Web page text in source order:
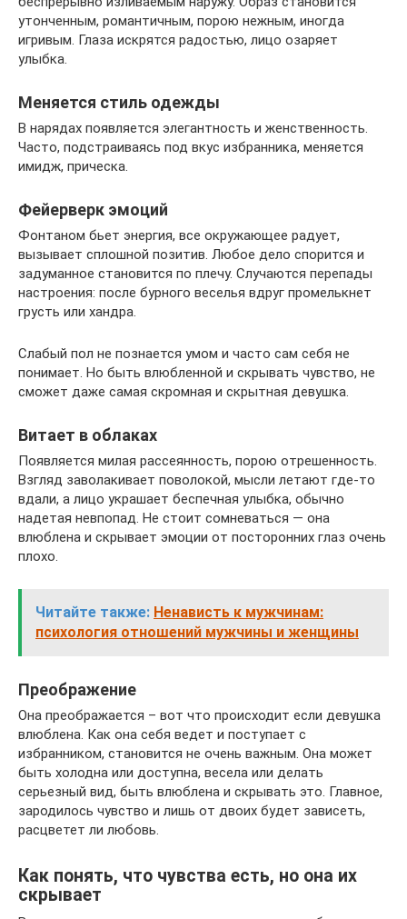
утонченным, романтичным, порою нежным, иногда
игривым. Глаза искрятся радостью, лицо озаряет
улыбка.
Меняется стиль одежды
В нарядах появляется элегантность и женственность.
Часто, подстраиваясь под вкус избранника, меняется
имидж, прическа.
Фейерверк эмоций
Фонтаном бьет энергия, все окружающее радует,
вызывает сплошной позитив. Любое дело спорится и
задуманное становится по плечу. Случаются перепады
настроения: после бурного веселья вдруг промелькнет
грусть или хандра.
Слабый пол не познается умом и часто сам себя не
понимает. Но быть влюбленной и скрывать чувство, не
сможет даже самая скромная и скрытная девушка.
Витает в облаках
Появляется милая рассеянность, порою отрешенность.
Взгляд заволакивает поволокой, мысли летают где-то
вдали, а лицо украшает беспечная улыбка, обычно
надетая невпопад. Не стоит сомневаться — она
влюблена и скрывает эмоции от посторонних глаз очень
плохо.
Читайте также: Ненависть к мужчинам:
психология отношений мужчины и женщины
Преображение
Она преображается – вот что происходит если девушка
влюблена. Как она себя ведет и поступает с
избранником, становится не очень важным. Она может
быть холодна или доступна, весела или делать
серьезный вид, быть влюблена и скрывать это. Главное,
зародилось чувство и лишь от двоих будет зависеть,
расцветет ли любовь.
Как понять, что чувства есть, но она их
скрывает